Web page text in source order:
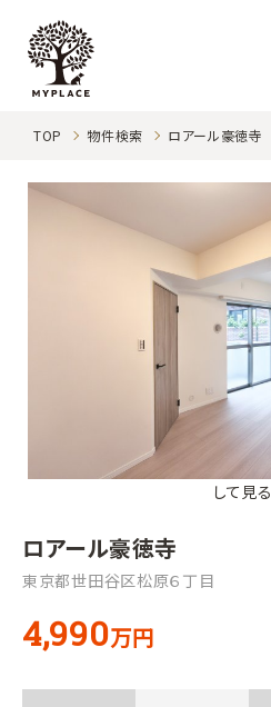
TOP 物件検索 ロアール豪徳寺
して見る
ロアール豪徳寺
東京都世田谷区松原６丁目
4,990万円